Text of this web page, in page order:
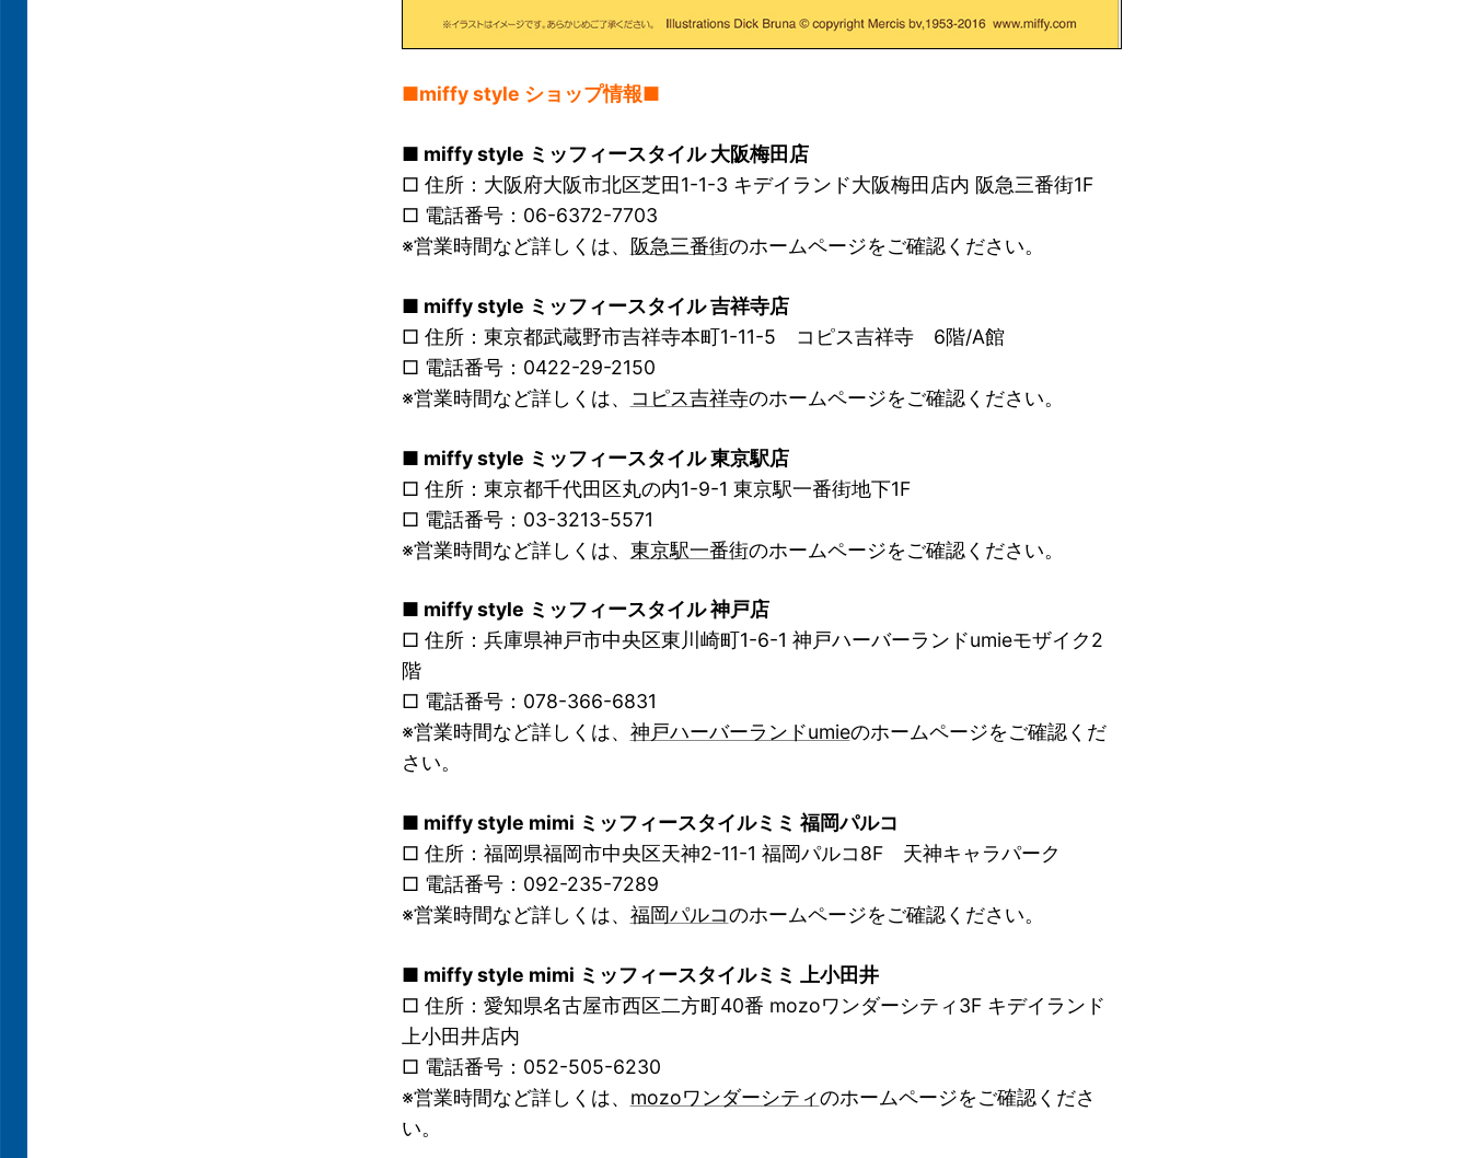
■miffy style ショップ情報■
■ miffy style ミッフィースタイル 大阪梅田店
□ 住所：大阪府大阪市北区芝田1-1-3 キデイランド大阪梅田店内 阪急三番街1F
□ 電話番号：06-6372-7703
※営業時間など詳しくは、 阪急三番街のホームページをご確認ください。
■ miffy style ミッフィースタイル 吉祥寺店
□ 住所：東京都武蔵野市吉祥寺本町1-11-5 コピス吉祥寺 6階/A館
□ 電話番号：0422-29-2150
※営業時間など詳しくは、
コピス吉祥寺のホームページをご確認ください。
■ miffy style ミッフィースタイル 東京駅店
□ 住所：東京都千代田区丸の内1-9-1 東京駅一番街地下1F
□ 電話番号：03-3213-5571
※営業時間など詳しくは、 東京駅一番街のホームページをご確認ください。
■ miffy style ミッフィースタイル 神戸店
□ 住所：兵庫県神戸市中央区東川崎町1-6-1 神戸ハーバーランドumieモザイク2
階
□ 電話番号：078-366-6831
※営業時間など詳しくは、 神戸ハーバーランドumieのホームページをご確認くだ
さい。
■ miffy style mimi ミッフィースタイルミミ 福岡パルコ
□ 住所：福岡県福岡市中央区天神2-11-1 福岡パルコ8F 天神キャラパーク
□ 電話番号：092-235-7289
※営業時間など詳しくは、 福岡パルコのホームページをご確認ください。
■ miffy style mimi ミッフィースタイルミミ 上小田井
□ 住所：愛知県名古屋市西区二方町40番 mozoワンダーシティ3F キデイランド
上小田井店内
□ 電話番号：052-505-6230
※営業時間など詳しくは、 mozoワンダーシティのホームページをご確認くださ
い。